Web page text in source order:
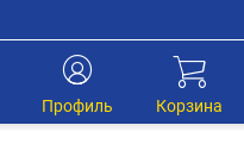
Корзина
Профиль